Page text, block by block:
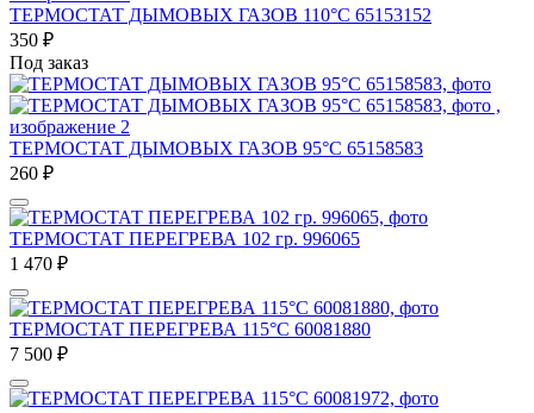
ТЕРМОСТАТ ДЫМОВЫХ ГАЗОВ 110°C 65153152
350 ₽
Под заказ
ТЕРМОСТАТ ДЫМОВЫХ ГАЗОВ 95°C 65158583
260 ₽
ТЕРМОСТАТ ПЕРЕГРЕВА 102 гр. 996065
1 470 ₽
ТЕРМОСТАТ ПЕРЕГРЕВА 115°C 60081880
7 500 ₽